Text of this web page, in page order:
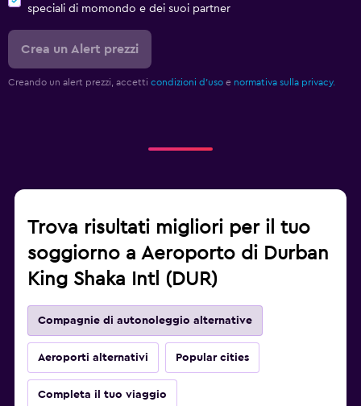
speciali di momondo e dei suoi partner
Crea un Alert prezzi
Creando un alert prezzi, accetti condizioni d'uso e normativa sulla privacy.
Trova risultati migliori per il tuo
soggiorno a Aeroporto di Durban
King Shaka Intl (DUR)
Compagnie di autonoleggio alternative
Aeroporti alternativi Popular cities
Completa il tuo viaggio